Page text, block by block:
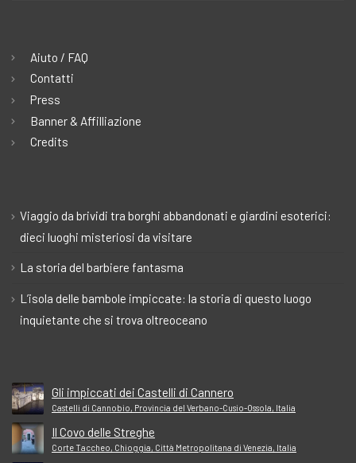
Aiuto / FAQ
Contatti
Press
Banner & Affilliazione
Credits
Viaggio da brividi tra borghi abbandonati e giardini esoterici:
dieci luoghi misteriosi da visitare
La storia del barbiere fantasma
L’isola delle bambole impiccate: la storia di questo luogo
inquietante che si trova oltreoceano
Gli impiccati dei Castelli di Cannero
Castelli di Cannobio, Provincia del Verbano-Cusio-Ossola, Italia
Il Covo delle Streghe
Corte Taccheo, Chioggia, Città Metropolitana di Venezia, Italia